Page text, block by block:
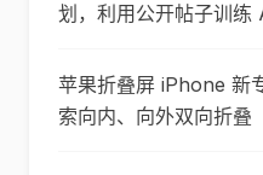
划，利用公开帖子训练
苹果折叠屏 iPhone 新
索向内、向外双向折叠